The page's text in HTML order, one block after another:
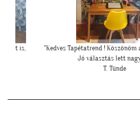
azt is,
"Kedves Tapétatrend !
Jó választás lett
T. Tünde